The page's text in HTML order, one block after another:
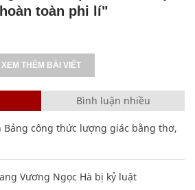
toàn phi lí"
XEM THÊM BÀI VIẾT
Bình luận nhiều
Bảng công thức lượng giác bằng thơ,
Vương Ngọc Hà bị kỷ luật